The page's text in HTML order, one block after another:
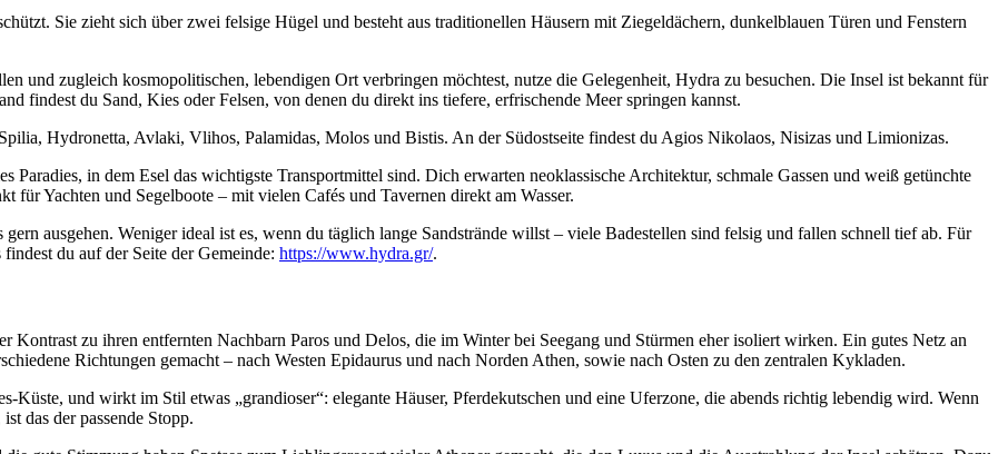
Sie zieht sich über zwei felsige Hügel und besteht aus traditionellen Häusern mit Ziegeldächern, dunkelblauen Türen und Fenstern
und zugleich kosmopolitischen, lebendigen Ort verbringen möchtest, nutze die Gelegenheit, Hydra zu besuchen. Die Insel ist bekannt für
findest du Sand, Kies oder Felsen, von denen du direkt ins tiefere, erfrischende Meer springen kannst.
Hydronetta, Avlaki, Vlihos, Palamidas, Molos und Bistis. An der Südostseite findest du Agios Nikolaos, Nisizas und Limionizas.
Paradies, in dem Esel das wichtigste Transportmittel sind. Dich erwarten neoklassische Architektur, schmale Gassen und weiß getünchte
Yachten und Segelboote – mit vielen Cafés und Tavernen direkt am Wasser.
ausgehen. Weniger ideal ist es, wenn du täglich lange Sandstrände willst – viele Badestellen sind felsig und fallen schnell tief ab. Für
du auf der Seite der Gemeinde: https://www.hydra.gr/.
Kontrast zu ihren entfernten Nachbarn Paros und Delos, die im Winter bei Seegang und Stürmen eher isoliert wirken. Ein gutes Netz an
Richtungen gemacht – nach Westen Epidaurus und nach Norden Athen, sowie nach Osten zu den zentralen Kykladen.
Küste, und wirkt im Stil etwas „grandioser“: elegante Häuser, Pferdekutschen und eine Uferzone, die abends richtig lebendig wird. Wenn
das der passende Stopp.